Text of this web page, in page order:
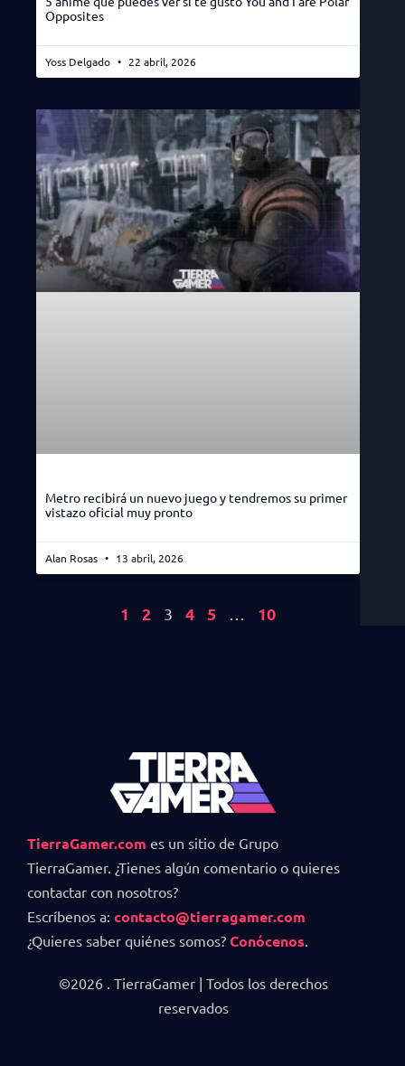
Opposites
Yoss Delgado 22 abril, 2026
Metro recibirá un nuevo juego y tendremos su primer
vistazo oficial muy pronto
Alan Rosas 13 abril, 2026
1 2 3 4 5 10
TierraGamer.com es un sitio de Grupo
TierraGamer. ¿Tienes algún comentario o quieres
contactar con nosotros?
Escríbenos a: contacto@tierragamer.com
¿Quieres saber quiénes somos? Conócenos
©2026 . TierraGamer | Todos los derechos
reservados